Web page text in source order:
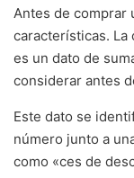
Antes de comprar
características. La
es un dato de
considerar antes
Este dato se
número junto a
como «ces de